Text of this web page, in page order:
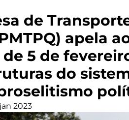
de
apela
5 de
do
2023